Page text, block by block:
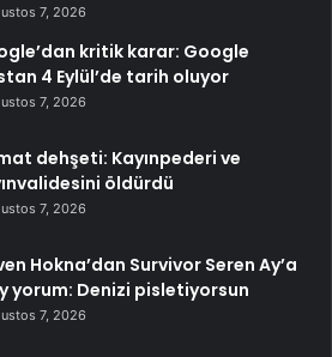
7, 2026
kritik karar: Google
4 Eylül’de tarih oluyor
7, 2026
dehşeti: Kayınpederi ve
öldürdü
7, 2026
Hokna’dan Survivor Seren Ay’a
yorum: Denizi pisletiyorsun
7, 2026